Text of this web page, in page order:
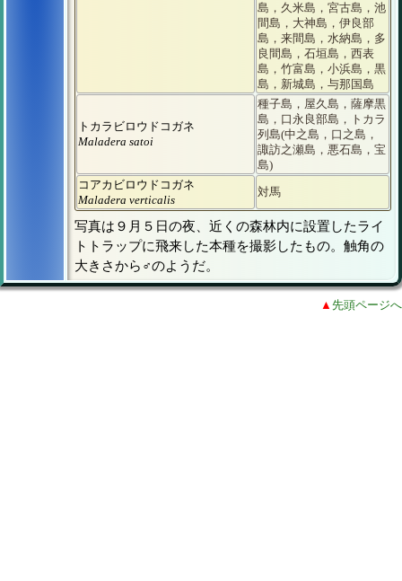
島，久米島，宮古島，池
間島，大神島，伊良部
島，来間島，水納島，多
良間島，石垣島，西表
島，竹富島，小浜島，黒
島，新城島，与那国島
トカラビロウドコガネ
Maladera satoi
種子島，屋久島，薩摩黒
島，口永良部島，トカラ
列島(中之島，口之島，
諏訪之瀬島，悪石島，宝
島)
コアカビロウドコガネ
Maladera verticalis
対馬
写真は９月５日の夜、近くの森林内に設置したライ
トトラップに飛来した本種を撮影したもの。触角の
大きさから♂のようだ。
▲ 先頭ページへ